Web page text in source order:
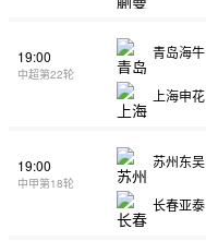
19:00
中超第22轮
青岛海牛
上海申花
19:00
中甲第18轮
苏州东吴
长春亚泰